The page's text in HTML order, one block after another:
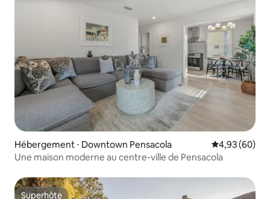
Hébergement ⋅ Downtown Pensacola Évaluation
4,93 (60)
Une maison moderne au centre-ville de Pensacola
Superhôte